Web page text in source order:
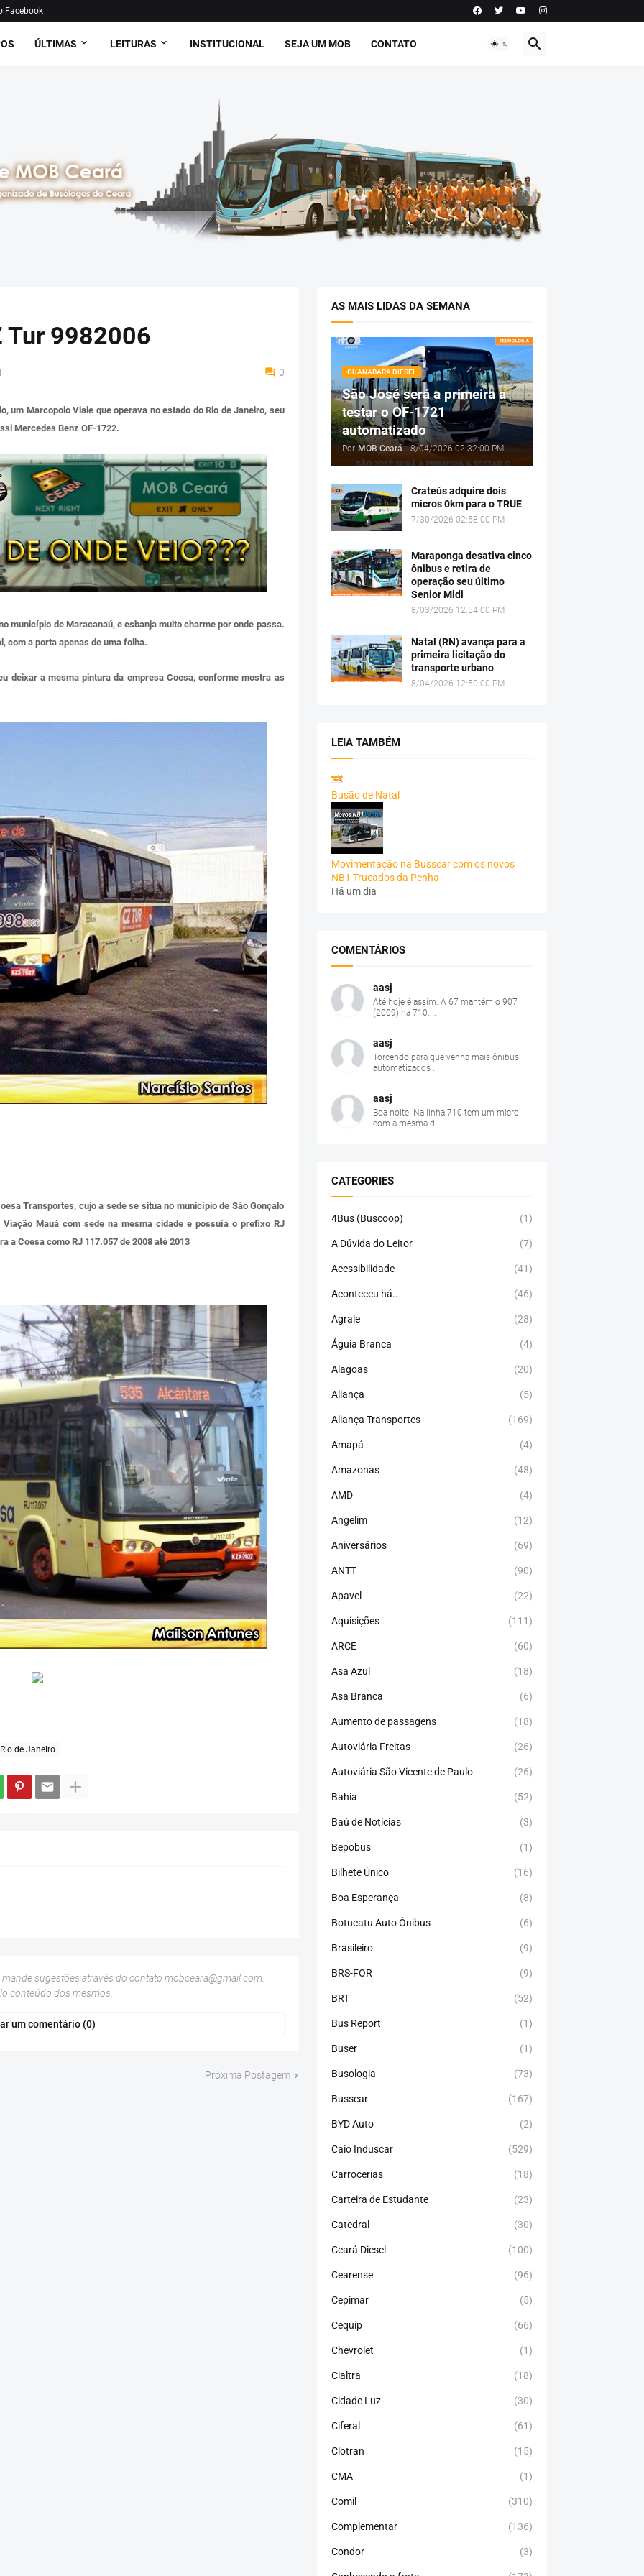
Facebook
ÚLTIMAS LEITURAS INSTITUCIONAL SEJA UM MOB CONTATO
Tur 9982006
0
um Marcopolo Viale que operava no estado do Rio de Janeiro, seu
Mercedes Benz OF-1722.
município de Maracanaú, e esbanja muito charme por onde passa.
com a porta apenas de uma folha.
deixar a mesma pintura da empresa Coesa, conforme mostra as
Transportes, cujo a sede se situa no município de São Gonçalo
Mauá com sede na mesma cidade e possuía o prefixo RJ
a Coesa como RJ 117.057 de 2008 até 2013
Rio de Janeiro
sugestões através do contato mobceara@gmail.com.
conteúdo dos mesmos.
um comentário (0)
Próxima Postagem
AS MAIS LIDAS DA SEMANA
GUANABARA DIESEL
São José será a primeira a
testar o OF-1721
automatizado
Por MOB Ceará - 8/04/2026 02:32:00 PM
Crateús adquire dois
micros 0km para o TRUE
7/30/2026 02:58:00 PM
Maraponga desativa cinco
ônibus e retira de
operação seu último
Senior Midi
8/03/2026 12:54:00 PM
Natal (RN) avança para a
primeira licitação do
transporte urbano
8/04/2026 12:50:00 PM
LEIA TAMBÉM
Busão de Natal
Movimentação na Busscar com os novos
NB1 Trucados da Penha
Há um dia
COMENTÁRIOS
aasj
Até hoje é assim. A 67 mantém o 907
(2009) na 710....
aasj
Torcendo para que venha mais ônibus
automatizados ...
aasj
Boa noite. Na linha 710 tem um micro
com a mesma d...
CATEGORIES
4Bus (Buscoop) (1)
A Dúvida do Leitor (7)
Acessibilidade (41)
Aconteceu há.. (46)
Agrale (28)
Águia Branca (4)
Alagoas (20)
Aliança (5)
Aliança Transportes (169)
Amapá (4)
Amazonas (48)
AMD (4)
Angelim (12)
Aniversários (69)
ANTT (90)
Apavel (22)
Aquisições (111)
ARCE (60)
Asa Azul (18)
Asa Branca (6)
Aumento de passagens (18)
Autoviária Freitas (26)
Autoviária São Vicente de Paulo (26)
Bahia (52)
Baú de Notícias (3)
Bepobus (1)
Bilhete Único (16)
Boa Esperança (8)
Botucatu Auto Ônibus (6)
Brasileiro (9)
BRS-FOR (9)
BRT (52)
Bus Report (1)
Buser (1)
Busologia (73)
Busscar (167)
BYD Auto (2)
Caio Induscar (529)
Carrocerias (18)
Carteira de Estudante (23)
Catedral (30)
Ceará Diesel (100)
Cearense (96)
Cepimar (5)
Cequip (66)
Chevrolet (1)
Cialtra (18)
Cidade Luz (30)
Ciferal (61)
Clotran (15)
CMA (1)
Comil (310)
Complementar (136)
Condor (3)